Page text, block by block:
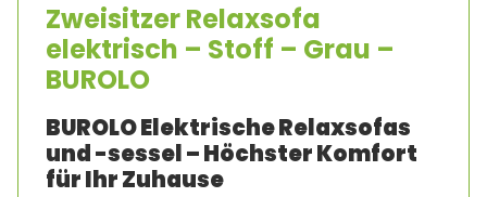
Zweisitzer Relaxsofa
elektrisch – Stoff – Grau –
BUROLO
BUROLO Elektrische Relaxsofas
und -sessel – Höchster Komfort
für Ihr Zuhause